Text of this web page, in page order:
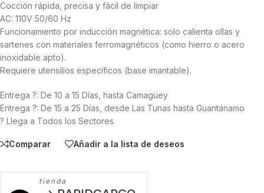
Cocción rápida, precisa y fácil de limpiar
AC: 110V 50/60 Hz
Funcionamiento por inducción magnética: solo calienta ollas y
sartenes con materiales ferromagnéticos (como hierro o acero
inoxidable apto).
Requiere utensilios específicos (base imantable).
Entrega ?: De 10 a 15 Días, hasta Camagüey
Entrega ?: De 15 a 25 Días, desde Las Tunas hasta Guantánamo
? Llega a Todos los Sectores.
Comparar Añadir a la lista de deseos
tienda